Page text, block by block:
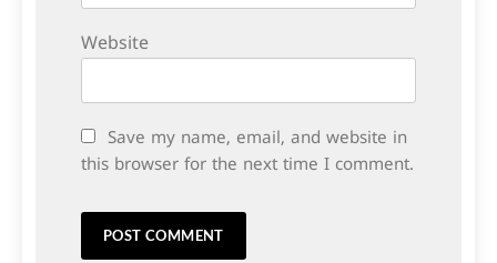
Website
Save my name, email, and website in
this browser for the next time I comment.